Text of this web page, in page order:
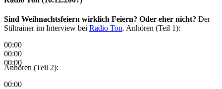
Sind Weihnachtsfeiern wirklich Feiern? Oder eher nicht? Der
Stiltrainer im Interview bei Radio Ton. Anhören (Teil 1):
00:00
00:00
00:00
Anhören (Teil 2):
00:00